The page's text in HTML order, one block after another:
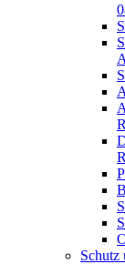
Schutz